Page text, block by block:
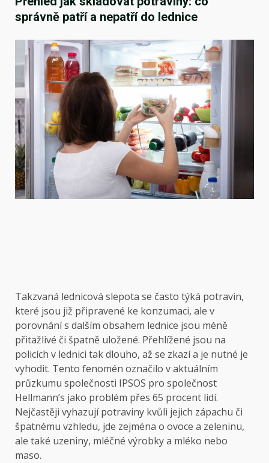
správně patří a nepatří do lednice
Takzvaná lednicová slepota se často týká potravin,
které jsou již připravené ke konzumaci, ale v
porovnání s dalším obsahem lednice jsou méně
přitažlivé či špatně uložené. Přehlížené jsou na
policích v lednici tak dlouho, až se zkazí a je nutné je
vyhodit. Tento fenomén označilo v aktuálním
průzkumu společnosti IPSOS pro společnost
Hellmann’s jako problém přes 65 procent lidí.
Nejčastěji vyhazují potraviny kvůli jejich zápachu či
špatnému vzhledu, jde zejména o ovoce a zeleninu,
ale také uzeniny, mléčné výrobky a mléko nebo
maso.